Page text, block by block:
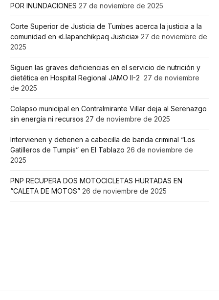
POR INUNDACIONES 27 de noviembre de 2025
Corte Superior de Justicia de Tumbes acerca la justicia a la
comunidad en «Llapanchikpaq Justicia» 27 de noviembre de
2025
Siguen las graves deficiencias en el servicio de nutrición y
dietética en Hospital Regional JAMO II-2 27 de noviembre
de 2025
Colapso municipal en Contralmirante Villar deja al Serenazgo
sin energía ni recursos 27 de noviembre de 2025
Intervienen y detienen a cabecilla de banda criminal “Los
Gatilleros de Tumpis” en El Tablazo 26 de noviembre de
2025
PNP RECUPERA DOS MOTOCICLETAS HURTADAS EN
“CALETA DE MOTOS” 26 de noviembre de 2025